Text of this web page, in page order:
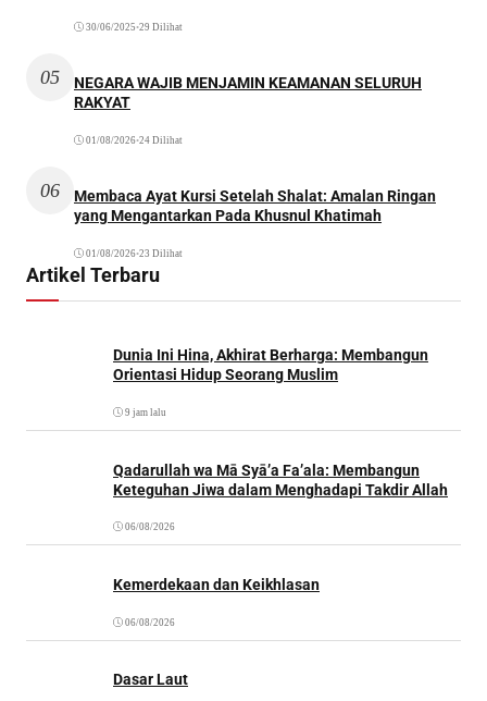
30/06/2025 •29 Dilihat
05
NEGARA WAJIB MENJAMIN KEAMANAN SELURUH
RAKYAT
01/08/2026•24 Dilihat
06
Membaca Ayat Kursi Setelah Shalat: Amalan Ringan
yang Mengantarkan Pada Khusnul Khatimah
01/08/2026•23 Dilihat
Artikel Terbaru
Dunia Ini Hina, Akhirat Berharga: Membangun
Orientasi Hidup Seorang Muslim
9 jam lalu
Qadarullah wa Mā Syā’a Fa’ala: Membangun
Keteguhan Jiwa dalam Menghadapi Takdir Allah
06/08/2026
Kemerdekaan dan Keikhlasan
06/08/2026
Dasar Laut